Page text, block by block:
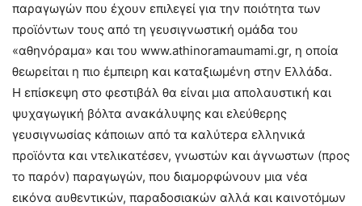
παραγωγών που έχουν επιλεγεί για την ποιότητα των
προϊόντων τους από τη γευσιγνωστική ομάδα του
«αθηνόραμα» και του www.athinoramaumami.gr, η οποία
θεωρείται η πιο έμπειρη και καταξιωμένη στην Ελλάδα.
Η επίσκεψη στο φεστιβάλ θα είναι μια απολαυστική και
ψυχαγωγική βόλτα ανακάλυψης και ελεύθερης
γευσιγνωσίας κάποιων από τα καλύτερα ελληνικά
προϊόντα και ντελικατέσεν, γνωστών και άγνωστων (προς
το παρόν) παραγωγών, που διαμορφώνουν μια νέα
εικόνα αυθεντικών, παραδοσιακών αλλά και καινοτόμων